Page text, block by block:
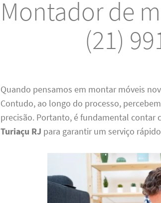
Montador de
(21)
Quando pensamos em montar móveis
Contudo, ao longo do processo,
precisão. Portanto, é fundamental contar
Turiaçu RJ para garantir um serviço